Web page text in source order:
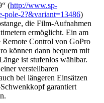
(http://www.sp-
pole-2?&variant=13486)
die Film-Aufnahmen
ermöglicht. Ein am
Control von GoPro
können dann bequem mit
ist stufenlos wählbar.
verstellbaren
bei längeren Einsätzen
garantiert